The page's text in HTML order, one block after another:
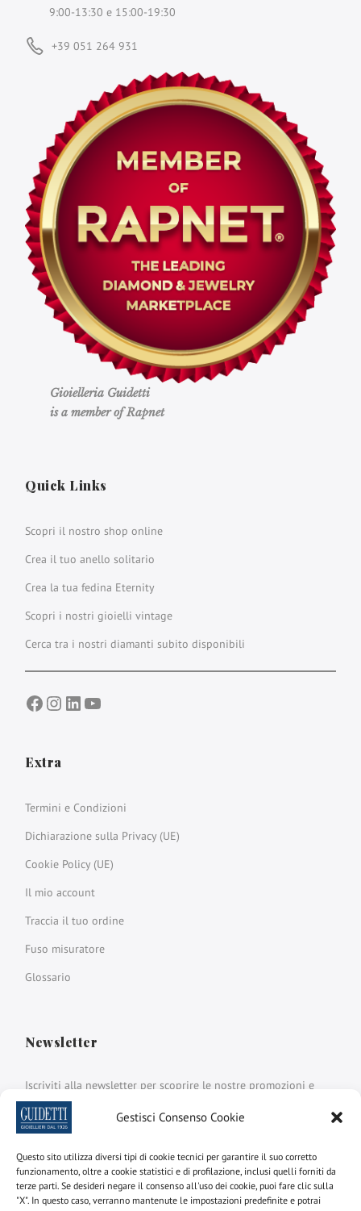
Gestisci Consenso Cookie
Questo sito utilizza diversi tipi di cookie tecnici per garantire il suo corretto
funzionamento, oltre a cookie statistici e di profilazione, inclusi quelli forniti da
terze parti. Se desideri negare il consenso all'uso dei cookie, puoi fare clic sulla
"X". In questo caso, verranno mantenute le impostazioni predefinite e potrai
9:00-13:30 e 15:00-19:30
+39 051 264 931
Gioielleria Guidetti
is a member of Rapnet
Quick Links
Scopri il nostro shop online
Crea il tuo anello solitario
Crea la tua fedina Eternity
Scopri i nostri gioielli vintage
Cerca tra i nostri diamanti subito disponibili
Facebook
Instagram
LinkedIn
YouTube
Extra
Termini e Condizioni
Dichiarazione sulla Privacy (UE)
Cookie Policy (UE)
Il mio account
Traccia il tuo ordine
Fuso misuratore
Glossario
Newsletter
Iscriviti alla newsletter per scoprire le nostre promozioni e
novità
Nome e cognome
email